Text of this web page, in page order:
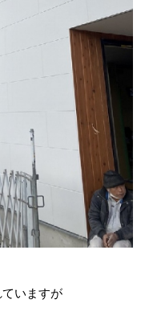
いますが